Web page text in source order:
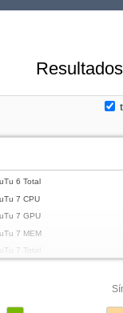
6 Total
7 CPU
7 GPU
7 MEM
7 Total